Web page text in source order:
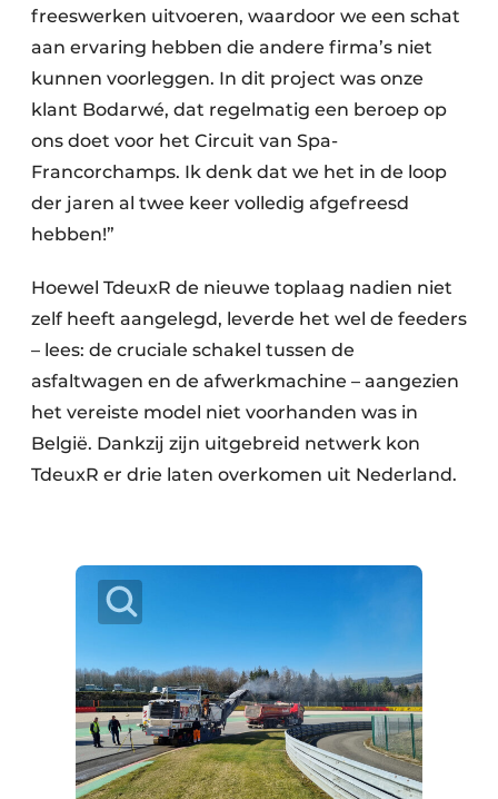
freeswerken uitvoeren, waardoor we een schat
aan ervaring hebben die andere firma’s niet
kunnen voorleggen. In dit project was onze
klant Bodarwé, dat regelmatig een beroep op
ons doet voor het Circuit van Spa-
Francorchamps. Ik denk dat we het in de loop
der jaren al twee keer volledig afgefreesd
hebben!”
Hoewel TdeuxR de nieuwe toplaag nadien niet
zelf heeft aangelegd, leverde het wel de feeders
– lees: de cruciale schakel tussen de
asfaltwagen en de afwerkmachine – aangezien
het vereiste model niet voorhanden was in
België. Dankzij zijn uitgebreid netwerk kon
TdeuxR er drie laten overkomen uit Nederland.